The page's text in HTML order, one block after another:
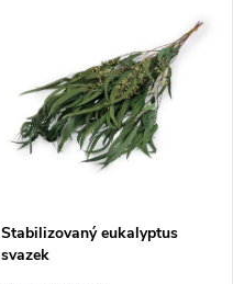
Stabilizovaný eukalyptus
svazek